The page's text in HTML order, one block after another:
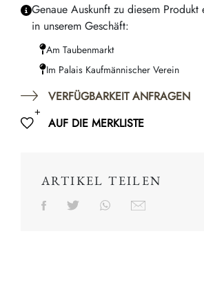
Genaue Auskunft zu diesem Produkt
in unserem Geschäft:
Am Taubenmarkt
Im Palais Kaufmännischer Verein
VERFÜGBARKEIT ANFRAGEN
AUF DIE MERKLISTE
ARTIKEL TEILEN